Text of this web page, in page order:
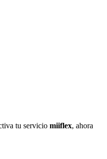
tu servicio miiflex, ahora